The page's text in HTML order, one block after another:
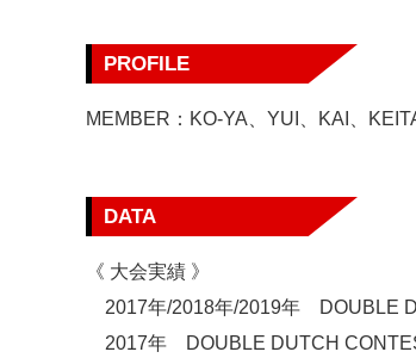
PROFILE
MEMBER：KO-YA、YUI、KAI、
DATA
《 大会実績 》
2017年/2018年/2019年 DOUBLE
2017年 DOUBLE DUTCH